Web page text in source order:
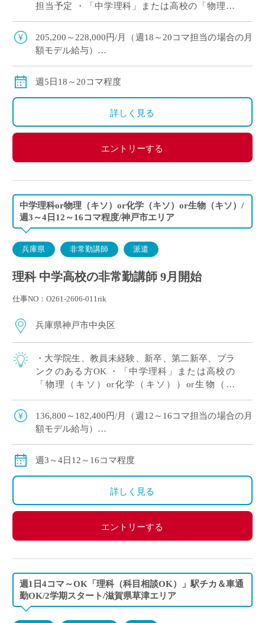
担当予定 ・「中学理科」または高校の「物理」
OK ・2学期スタートですが […]
205,200～228,000円/月（週18～20コマ担当の場合の月
額モデル給与）
週18コマ以上担当で、社会保険加入
週5日18～20コマ程度
詳しく見る
エントリーする
中学理科or物理（キソ）or化学（キソ）or生物（キソ）/
週3～4日12～16コマ程度/神戸市エリア
兵庫県 非常勤講師 派遣
理科 中学高校の非常勤講師 9月開始
仕事NO：O261-2606-011rik
兵庫県神戸市中央区
・大学院生、教員未経験、新卒、第二新卒、ブラ
ンクのある方OK ・「中学理科」または高校の
「物理（キソ）or化学（キソ））or生物（キ
週3～4日12～16コマ程度の中で相談OK […]
136,800～182,400円/月（週12～16コマ担当の場合の月
額モデル給与）
※ご勤務スタート時期によって、初月の給与は日割計
週3～4日12～16コマ程度
詳しく見る
エントリーする
週1日4コマ～OK「理科（科目相談OK）」駅チカ＆車通
勤OK/2学期スタート/滋賀県草津エリア